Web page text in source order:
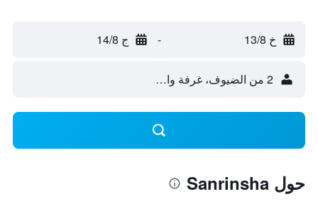
خ 13/8 - ج 14/8
2 من الضيوف، غرفة واحدة
حول Sanrinsha